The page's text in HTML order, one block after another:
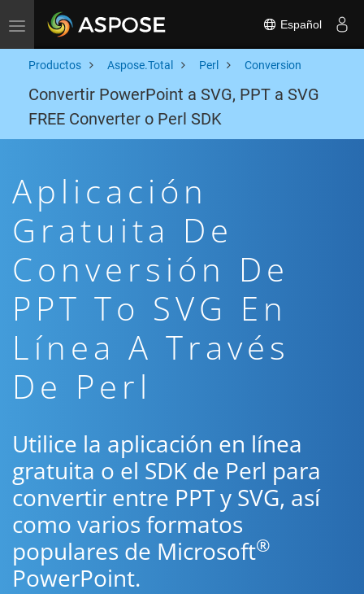
Toggle navigation Español
Productos Aspose.Total Perl Conversion
Convertir PowerPoint a SVG, PPT a SVG
FREE Converter o Perl SDK
Aplicación
Gratuita De
Conversión De
PPT To SVG En
Línea A Través
De Perl
Utilice la aplicación en línea
gratuita o el SDK de Perl para
convertir entre PPT y SVG, así
como varios formatos
populares de Microsoft®
PowerPoint.